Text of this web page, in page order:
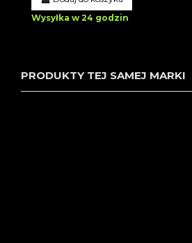
Wysyłka w 24 godzin
PRODUKTY TEJ SAMEJ MARKI